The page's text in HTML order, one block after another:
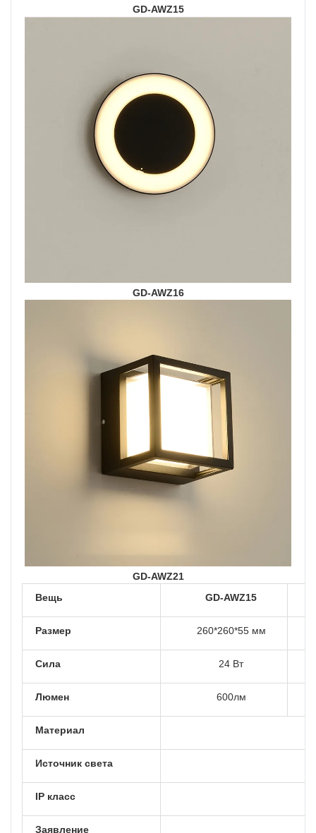
GD-AWZ15
GD-AWZ16
GD-AWZ21
Вещь
GD-AWZ15
Размер 260*260*55 мм
Сила 24 Вт
Люмен 600лм
Материал
Источник света
IP класс
Заявление